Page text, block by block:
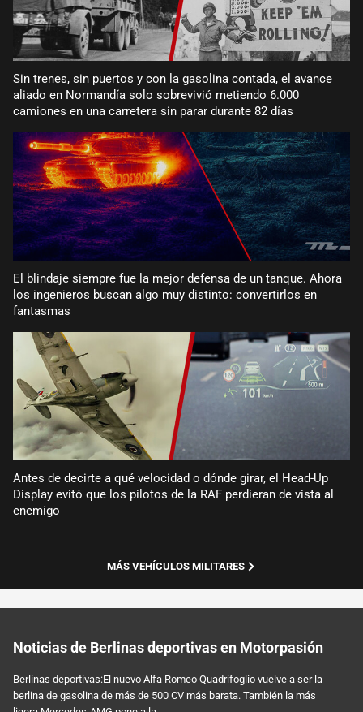
Sin trenes, sin puertos y con la gasolina contada, el avance
aliado en Normandía solo sobrevivió metiendo 6.000
camiones en una carretera sin parar durante 82 días
El blindaje siempre fue la mejor defensa de un tanque. Ahora
los ingenieros buscan algo muy distinto: convertirlos en
fantasmas
Antes de decirte a qué velocidad o dónde girar, el Head-Up
Display evitó que los pilotos de la RAF perdieran de vista al
enemigo
MÁS VEHÍCULOS MILITARES
Noticias de Berlinas deportivas en Motorpasión
Berlinas deportivas:El nuevo Alfa Romeo Quadrifoglio vuelve a ser la
berlina de gasolina de más de 500 CV más barata. También la más